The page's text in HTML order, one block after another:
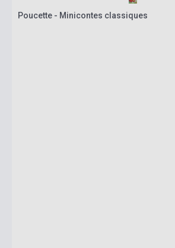
Poucette - Minicontes classiques